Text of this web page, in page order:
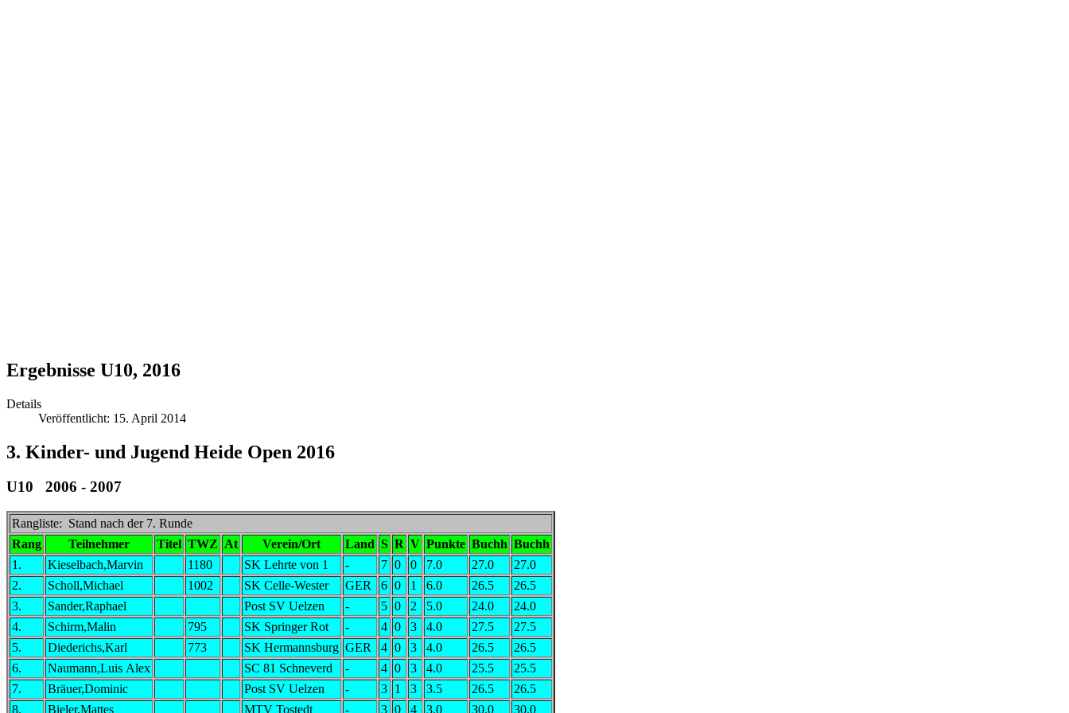
Ergebnisse U10, 2016
Details
Veröffentlicht: 15. April 2014
3. Kinder- und Jugend Heide Open 2016
U10 2006 - 2007
Rangliste: Stand nach der 7. Runde
Rang
Teilnehmer Titel TWZ At Verein/Ort Land S R V Punkte Buchh Buchh
1.
Kieselbach,Marvin 1180 SK Lehrte von 1 - 7 0 0 7.0 27.0
27.0
2.
Scholl,Michael 1002 SK Celle-Wester GER 6 0 1 6.0 26.5
26.5
3.
Sander,Raphael Post SV Uelzen - 5 0 2 5.0 24.0
24.0
4.
Schirm,Malin 795 SK Springer Rot - 4 0 3 4.0 27.5
27.5
5.
Diederichs,Karl 773 SK Hermannsburg GER 4 0 3 4.0 26.5
26.5
6.
Naumann,Luis Alex SC 81 Schneverd - 4 0 3 4.0 25.5
25.5
7.
Bräuer,Dominic Post SV Uelzen - 3 1 3 3.5 26.5
26.5
8.
Bieler,Mattes MTV Tostedt - 3 0 4 3.0 30.0 30.0